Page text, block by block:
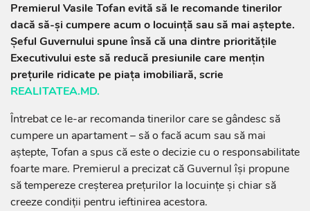
Premierul Vasile Tofan evită să le recomande tinerilor
dacă să-și cumpere acum o locuință sau să mai aștepte.
Șeful Guvernului spune însă că una dintre prioritățile
Executivului este să reducă presiunile care mențin
prețurile ridicate pe piața imobiliară, scrie
REALITATEA.MD.
Întrebat ce le-ar recomanda tinerilor care se gândesc să
cumpere un apartament – să o facă acum sau să mai
aștepte, Tofan a spus că este o decizie cu o responsabilitate
foarte mare. Premierul a precizat că Guvernul își propune
să tempereze creșterea prețurilor la locuințe și chiar să
creeze condiții pentru ieftinirea acestora.